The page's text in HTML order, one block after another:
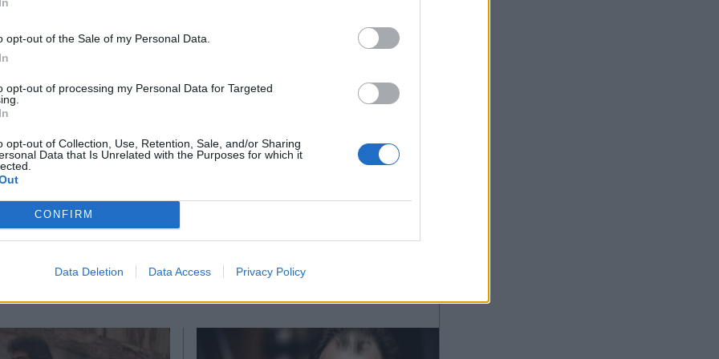
opt-out of the Sale of my Personal Data.
opt-out of processing my Personal Data for Targeted
opt-out of Collection, Use, Retention, Sale, and/or Sharing
Data that Is Unrelated with the Purposes for which it
CONFIRM
Data Deletion Data Access Privacy Policy
δήμων και της τότε περιφερειάρχη.
ΜΑΤΙ
μας στο
facebook
Ακολουθήστε μας στο
Αποδέχομαι τουςόρους χρήσης